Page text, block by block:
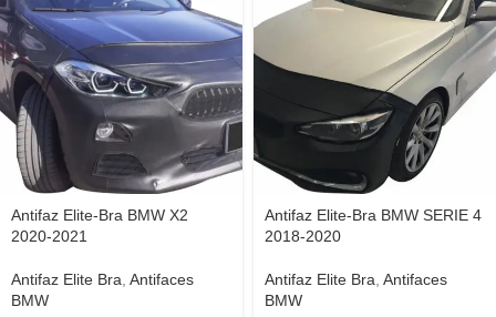
Antifaz Elite-Bra BMW X2
2020-2021
Antifaz Elite Bra, Antifaces
BMW
Antifaz Elite-Bra BMW SERIE 4
2018-2020
Antifaz Elite Bra, Antifaces
BMW